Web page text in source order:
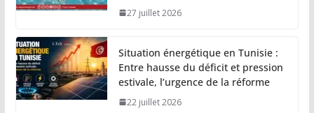
27 juillet 2026
Situation énergétique en Tunisie :
Entre hausse du déficit et pression
estivale, l’urgence de la réforme
22 juillet 2026